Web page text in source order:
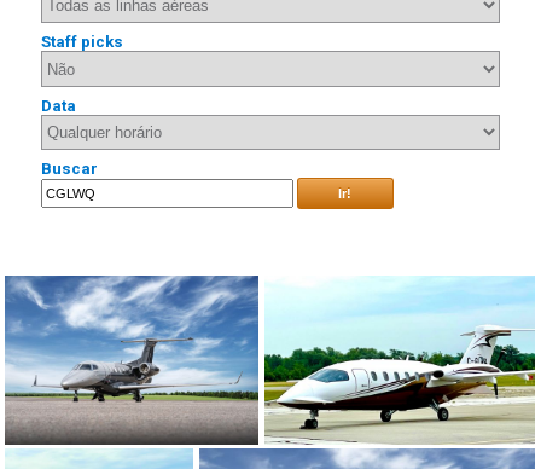
Staff picks
Data
Buscar
Ir!